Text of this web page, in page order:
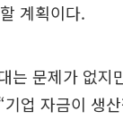
계획이다.
는 문제가 없지
업 자금이 생